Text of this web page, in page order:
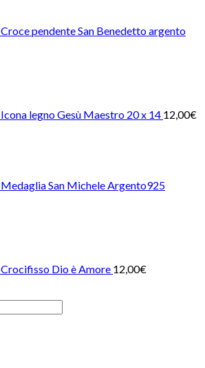
Croce pendente San Benedetto argento
Icona legno Gesù Maestro 20 x 14 12,00€
Medaglia San Michele Argento925
Crocifisso Dio è Amore 12,00€